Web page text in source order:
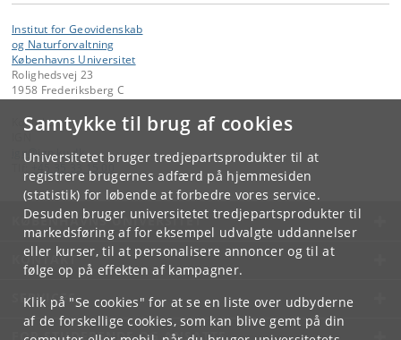
Samtykke til brug af cookies
Universitetet bruger tredjepartsprodukter til at
registrere brugernes adfærd på hjemmesiden
(statistik) for løbende at forbedre vores service.
Desuden bruger universitetet tredjepartsprodukter til
markedsføring af for eksempel udvalgte uddannelser
eller kurser, til at personalisere annoncer og til at
følge op på effekten af kampagner.
Klik på "Se cookies" for at se en liste over udbyderne
af de forskellige cookies, som kan blive gemt på din
Institut for Geovidenskab
og Naturforvaltning
Københavns Universitet
Rolighedsvej 23
1958 Frederiksberg C
Kontakt:
ign @ign. ku.dk
KØBENHAVNS UNIVERSITET
KONTAKT
SERVICES
FOR STUDERENDE OG ANSATTE